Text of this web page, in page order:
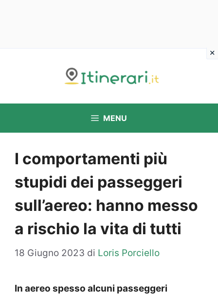
MENU
I comportamenti più
stupidi dei passeggeri
sull’aereo: hanno messo
a rischio la vita di tutti
18 Giugno 2023 di Loris Porciello
In aereo spesso alcuni passeggeri